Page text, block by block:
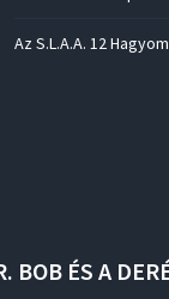
Az S.L.A.A. 12
BOB ÉS A